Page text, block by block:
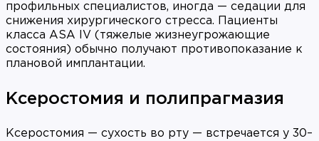
профильных специалистов, иногда — седации для
снижения хирургического стресса. Пациенты
класса ASA IV (тяжелые жизнеугрожающие
состояния) обычно получают противопоказание к
плановой имплантации.
Ксеростомия и полипрагмазия
Ксеростомия — сухость во рту — встречается у 30–